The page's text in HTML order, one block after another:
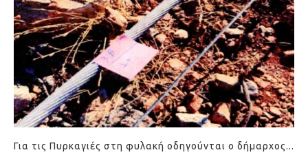
Για τις Πυρκαγιές στη φυλακή οδηγούνται ο δήμαρχος...